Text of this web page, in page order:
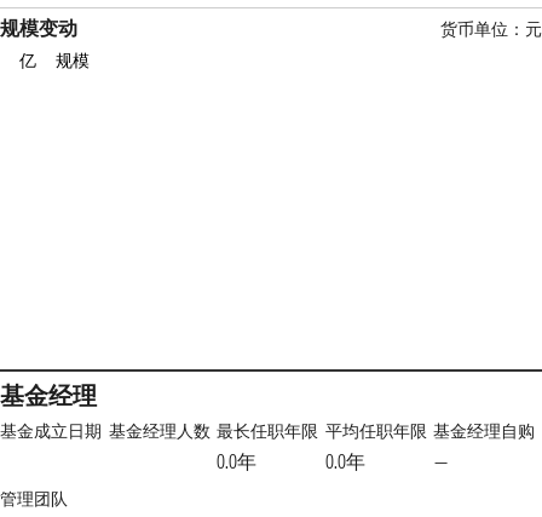
规模变动
货币单位：元
亿
规模
基金经理
基金成立日期 基金经理人数 最长任职年限
0.0年
平均任职年限
0.0年
基金经理自购
—
管理团队